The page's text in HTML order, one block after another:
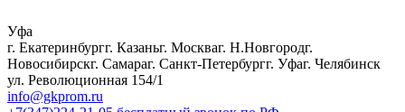
Уфа
г. Екатеринбургг. Казаньг. Москваг. Н.Новгородг.
Новосибирскг. Самараг. Санкт-Петербургг. Уфаг. Челябинск
ул. Революционная 154/1
info@gkprom.ru